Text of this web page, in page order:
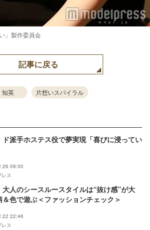
」製作委員会
記事に戻る
知英 片想いスパイラル
ド派手ホステス役で夢実現「喜びに浸ってい
09:00
ス
大人のシースルースタイルは“抜け感”が大
＆色で遊ぶ＜ファッションチェック＞
22:46
ス